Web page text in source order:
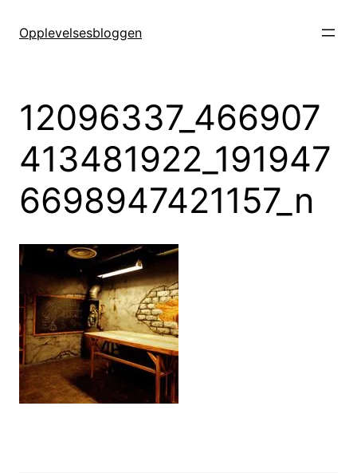
Opplevelsesbloggen
12096337_466907
413481922_191947
6698947421157_n